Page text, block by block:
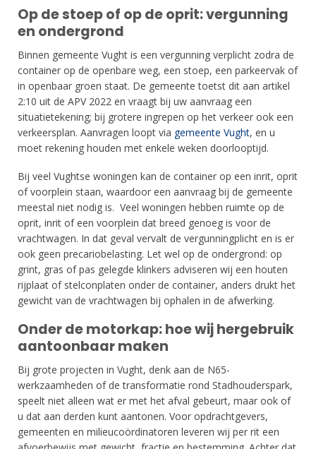
Op de stoep of op de oprit: vergunning
en ondergrond
Binnen gemeente Vught is een vergunning verplicht zodra de
container op de openbare weg, een stoep, een parkeervak of
in openbaar groen staat. De gemeente toetst dit aan artikel
2:10 uit de APV 2022 en vraagt bij uw aanvraag een
situatietekening; bij grotere ingrepen op het verkeer ook een
verkeersplan. Aanvragen loopt via gemeente Vught, en u
moet rekening houden met enkele weken doorlooptijd.
Bij veel Vughtse woningen kan de container op een inrit, oprit
of voorplein staan, waardoor een aanvraag bij de gemeente
meestal niet nodig is. Veel woningen hebben ruimte op de
oprit, inrit of een voorplein dat breed genoeg is voor de
vrachtwagen. In dat geval vervalt de vergunningplicht en is er
ook geen precariobelasting. Let wel op de ondergrond: op
grint, gras of pas gelegde klinkers adviseren wij een houten
rijplaat of stelconplaten onder de container, anders drukt het
gewicht van de vrachtwagen bij ophalen in de afwerking.
Onder de motorkap: hoe wij hergebruik
aantoonbaar maken
Bij grote projecten in Vught, denk aan de N65-
werkzaamheden of de transformatie rond Stadhouderspark,
speelt niet alleen wat er met het afval gebeurt, maar ook of
u dat aan derden kunt aantonen. Voor opdrachtgevers,
gemeenten en milieucoördinatoren leveren wij per rit een